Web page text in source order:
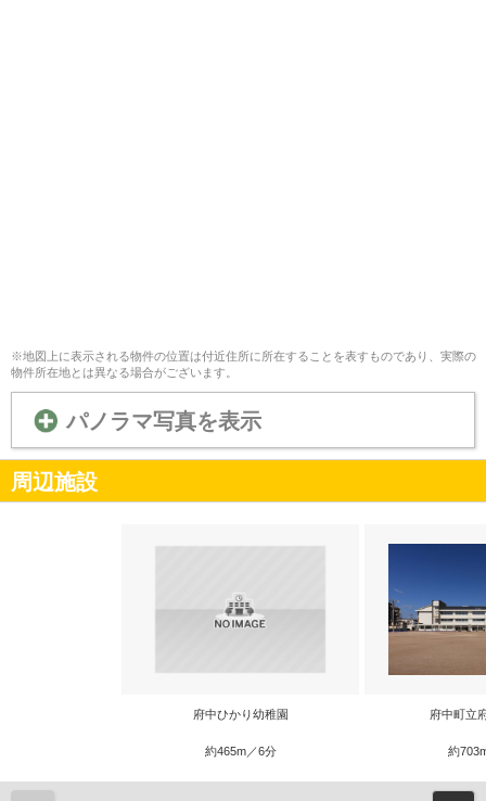
※地図上に表示される物件の位置は付近住所に所在することを表すものであり、実際の
物件所在地とは異なる場合がございます。
パノラマ写真を表示
周辺施設
府中ひかり幼稚園
約465m／6分
府中町立
約